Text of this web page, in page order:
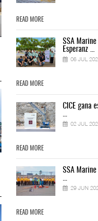
Miguel Ángel Bres encabezará
seguridad en CON ...
07 AGO 2026
Cárdenas incorpora ...
06 AGO 2026
READ MORE
SSA
Esperanz ...
06 JUL
READ MORE
CICE gana
02 JUL
READ MORE
SSA
...
29 JUN
READ MORE